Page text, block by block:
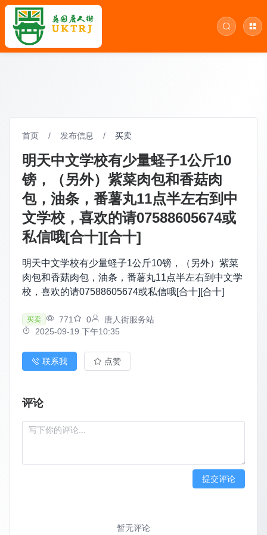
首页 / 发布信息 / 买卖
明天中文学校有少量蛏子1公斤10
镑，（另外）紫菜肉包和香菇肉
包，油条，番薯丸11点半左右到中
文学校，喜欢的请07588605674或
私信哦[合十][合十]
明天中文学校有少量蛏子1公斤10镑，（另外）紫菜
肉包和香菇肉包，油条，番薯丸11点半左右到中文学
校，喜欢的请07588605674或私信哦[合十][合十]
买卖 771 0
唐人街服务站
2025-09-19 下午10:35
联系我 点赞
评论
提交评论
暂无评论